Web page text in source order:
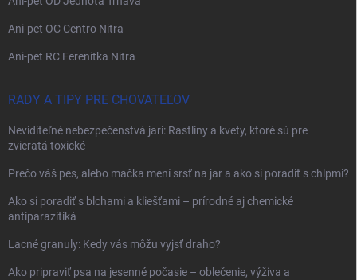
Ani-pet OC Centro Nitra
Ani-pet RC Ferenitka Nitra
RADY A TIPY PRE CHOVATEĽOV
Neviditeľné nebezpečenstvá jari: Rastliny a kvety, ktoré sú pre
zvieratá toxické
Prečo váš pes, alebo mačka mení srsť na jar a ako si poradiť s chlpmi?
Ako si poradiť s blchami a kliešťami – prírodné aj chemické
antiparazitiká
Lacné granuly: Kedy vás môžu vyjsť draho?
Ako pripraviť psa na jesenné počasie – oblečenie, výživa a